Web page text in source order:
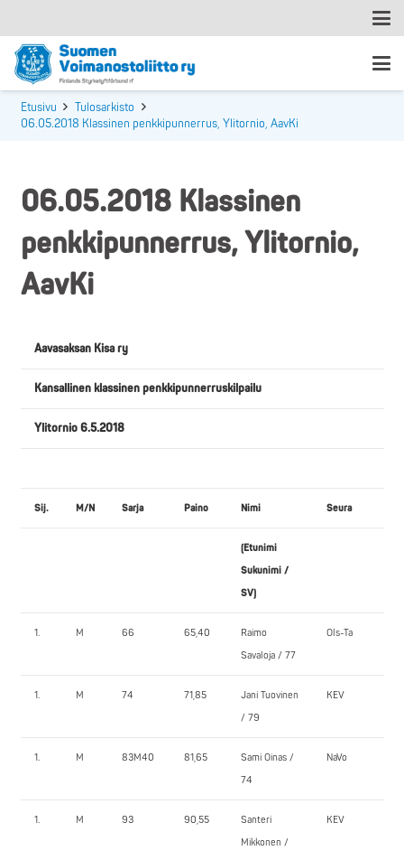
Etusivu
Tulosarkisto
06.05.2018 Klassinen penkkipunnerrus, Ylitornio, AavKi
06.05.2018 Klassinen
penkkipunnerrus, Ylitornio,
AavKi
Aavasaksan Kisa ry
Kansallinen klassinen penkkipunnerruskilpailu
Ylitornio 6.5.2018
Sij. M/N Sarja Paino Nimi Seura
(Etunimi
Sukunimi /
SV)
1. M 66 65,40
Raimo
Savaloja / 77
Ols-Ta
1. M 74 71,85
Jani Tuovinen
/ 79
KEV
1. M 83M40 81,65
Sami Oinas /
74
NaVo
1. M 93 90,55
Santeri
Mikkonen /
KEV